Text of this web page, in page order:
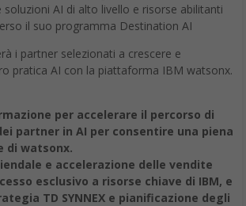
soluzioni AI di alto livello e risorse abilitanti
il suo programma Destination AI
i partner selezionati a crescere e
pratica AI con la piattaforma IBM watsonx.
per accelerare il percorso di
partner in AI per consentire una piena
di watsonx.
e accelerazione delle vendite
esclusivo a risorse chiave di IBM, e
TD SYNNEX e pianificazione degli